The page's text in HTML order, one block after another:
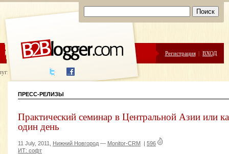
ЦЕНЫ ПОМОЩЬ Регистрация | ВХОД
написания
ПРЕСС-РЕЛИЗЫ
Практический семинар в Центральной Азии или
один день
11 July, 2011, Нижний Новгород — Monitor-CRM | 596
ИТ: софт